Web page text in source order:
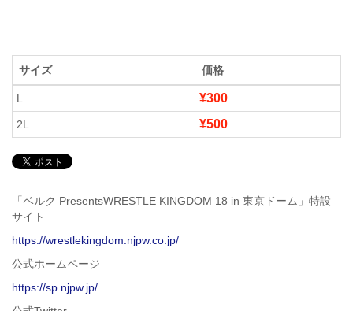
サイズ 価格
L ¥300
2L ¥500
「ベルク PresentsWRESTLE KINGDOM 18 in 東京ドーム」特設
サイト
https://wrestlekingdom.njpw.co.jp/
公式ホームページ
https://sp.njpw.jp/